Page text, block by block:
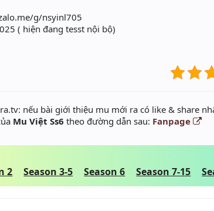
g/nsyinl705
( hiện đang tesst nội bộ)
nếu bài giới thiệu mu mới ra có like & share
Mu Việt Ss6 theo đường dẫn sau: Fanpage
2 Season 3-5 Season 6 Season 7-15